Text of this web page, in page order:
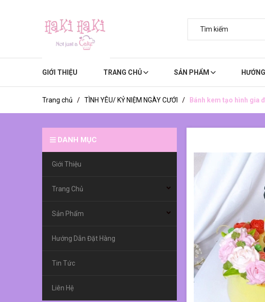
GIỚI THIỆU TRANG CHỦ SẢN PHẨM
Trang chủ / TÌNH YÊU/ KỶ NIỆM NGÀY CƯỚI / Bánh kem tạo hình gia
DANH MỤC
Giới Thiệu
Trang Chủ
Sản Phẩm
Hướng Dẫn Đặt Hàng
Tin Tức
Liên Hệ